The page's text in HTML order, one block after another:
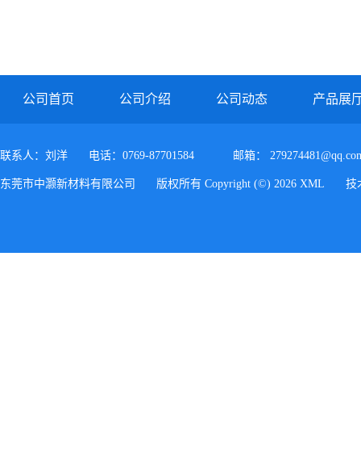
公司首页 公司介绍 公司动态 产品展
联系人：刘洋 电话：0769-87701584 邮箱：
东莞市中灏新材料有限公司 版权所有 Copyright (©) 2026 XML 技